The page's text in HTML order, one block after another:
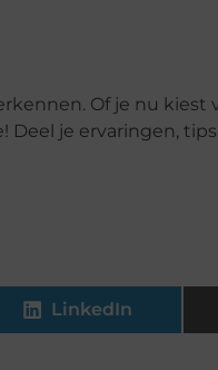
Of je nu kiest
je ervaringen,
LinkedIn